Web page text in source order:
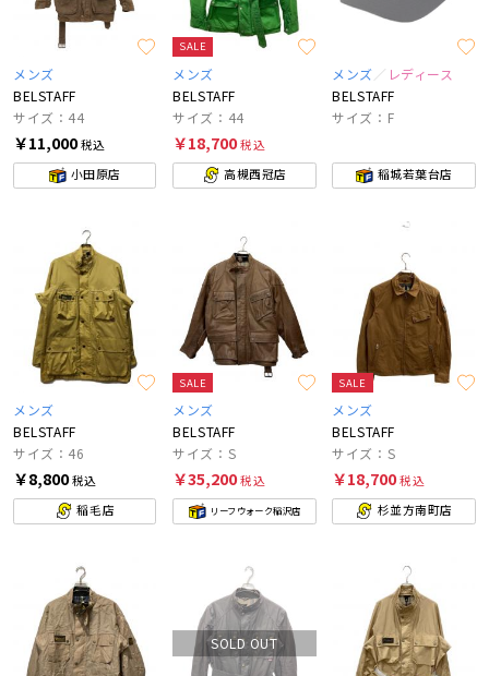
メンズ
BELSTAFF
サイズ：44
￥11,000税込
小田原店
SALE
メンズ
BELSTAFF
サイズ：44
￥18,700税込
高槻西冠店
メンズ
レディース
BELSTAFF
サイズ：F
稲城若葉台店
メンズ
BELSTAFF
サイズ：46
￥8,800税込
稲毛店
SALE
メンズ
BELSTAFF
サイズ：S
￥35,200税込
リーフウォーク稲沢店
SALE
メンズ
BELSTAFF
サイズ：S
￥18,700税込
杉並方南町店
SOLD OUT